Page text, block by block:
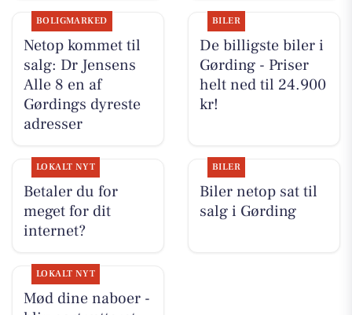
BOLIGMARKED
Netop kommet til
salg: Dr Jensens
Alle 8 en af
Gørdings dyreste
adresser
BILER
De billigste biler i
Gørding - Priser
helt ned til 24.900
kr!
LOKALT NYT
Betaler du for
meget for dit
internet?
BILER
Biler netop sat til
salg i Gørding
LOKALT NYT
Mød dine naboer -